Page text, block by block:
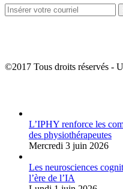
©2017 Tous droits réservés -
L’IPHY renforce les
des physiothérapeutes
Mercredi 3 juin 2026
Les neurosciences
l’ère de l’IA